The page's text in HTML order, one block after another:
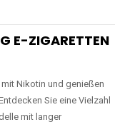
E-ZIGARETTEN
mit Nikotin und genießen
Sie eine Vielzahl
mit langer